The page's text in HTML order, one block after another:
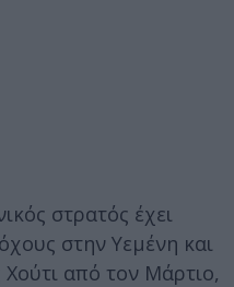
στρατός έχει
στην Υεμένη και
Χούτι από τον Μάρτιο,